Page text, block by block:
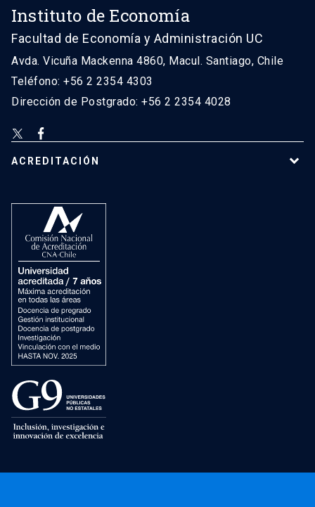
Instituto de Economía
Facultad de Economía y Administración UC
Avda. Vicuña Mackenna 4860, Macul. Santiago, Chile
Teléfono: +56 2 2354 4303
Dirección de Postgrado: +56 2 2354 4028
ACREDITACIÓN